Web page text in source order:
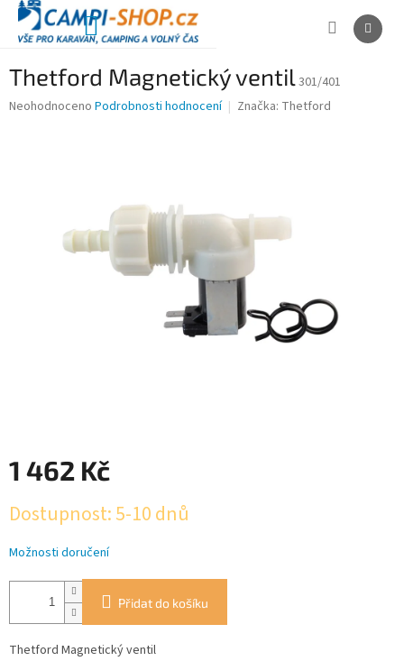
Přejít
obsah
NÁKUPNÍ
Thetford Magnetický ventil301/401
Průměrné
Neohodnoceno Podrobnosti hodnocení Značka: Thetford
1 462 Kč
cena:
Dostupnost: 5-10 dnů
Možnosti doručení
Přidat do košíku
Thetford Magnetický ventil